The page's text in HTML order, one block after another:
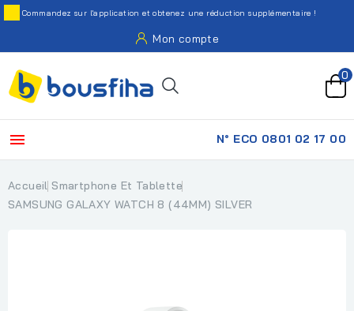
Commandez sur l'application et obtenez une réduction supplémentaire !
Mon compte
0
 N° ECO 0801 02 17 00
Accueil Smartphone Et Tablette
SAMSUNG GALAXY WATCH 8 (44MM) SILVER